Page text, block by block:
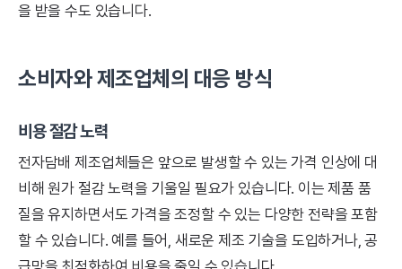
을 받을 수도 있습니다.
소비자와 제조업체의 대응 방식
비용 절감 노력
전자담배 제조업체들은 앞으로 발생할 수 있는 가격 인상에 대
비해 원가 절감 노력을 기울일 필요가 있습니다. 이는 제품 품
질을 유지하면서도 가격을 조정할 수 있는 다양한 전략을 포함
할 수 있습니다. 예를 들어, 새로운 제조 기술을 도입하거나, 공